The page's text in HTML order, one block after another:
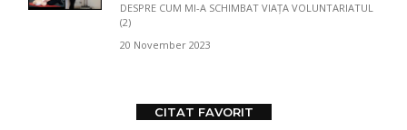
DESPRE CUM MI-A SCHIMBAT VIAȚA VOLUNTARIATUL
(2)
20 November 2023
CITAT FAVORIT